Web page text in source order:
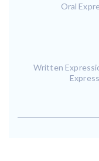
Oral
Written